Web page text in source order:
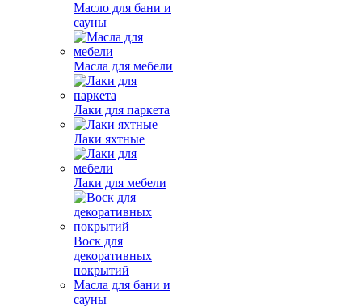
Масло для бани и
сауны
Масла для мебели
Лаки для паркета
Лаки яхтные
Лаки для мебели
Воск для
декоративных
покрытий
Масла для бани и
сауны